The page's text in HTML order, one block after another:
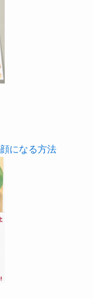
になる方法